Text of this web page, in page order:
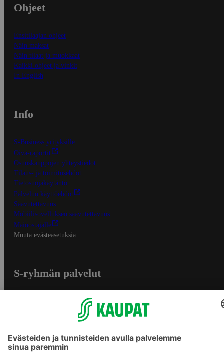
Ohjeet
Ensitilaajan ohjeet
Näin maksat
Näin tilaat ja muokkaat
Kaikki ohjeet ja vinkit
In English
Info
S-Business yrityksille
Oiva-raportit
Osuuskauppojen yhteystiedot
Tilaus- ja toimitusehdot
Tietosuojakäytäntö
Palvelun käyttöehdot
Saavutettavuus
Mobiilisovelluksen saavutettavuus
Mainostajalle
Muuta evästeasetuksia
S-ryhmän palvelut
Yhteishyvä Ruoka -sovellus
S-ostoslista -sovellus
Prisma.fi